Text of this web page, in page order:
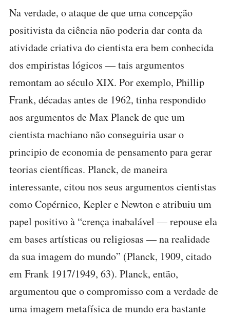
Na verdade, o ataque de que uma concepção
positivista da ciência não poderia dar conta da
atividade criativa do cientista era bem conhecida
dos empiristas lógicos — tais argumentos
remontam ao século XIX. Por exemplo, Phillip
Frank, décadas antes de 1962, tinha respondido
aos argumentos de Max Planck de que um
cientista machiano não conseguiria usar o
principio de economia de pensamento para gerar
teorias científicas. Planck, de maneira
interessante, citou nos seus argumentos cientistas
como Copérnico, Kepler e Newton e atribuiu um
papel positivo à “crença inabalável — repouse ela
em bases artísticas ou religiosas — na realidade
da sua imagem do mundo” (Planck, 1909, citado
em Frank 1917/1949, 63). Planck, então,
argumentou que o compromisso com a verdade de
uma imagem metafísica de mundo era bastante